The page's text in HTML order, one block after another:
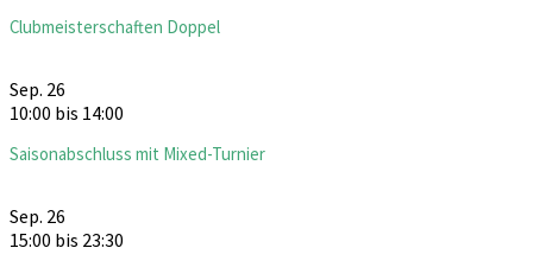
Clubmeisterschaften Doppel
Sep. 26
10:00 bis 14:00
Saisonabschluss mit Mixed-Turnier
Sep. 26
15:00 bis 23:30